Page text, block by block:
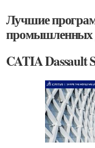
Лучшие
промышленных
CATIA Dassault